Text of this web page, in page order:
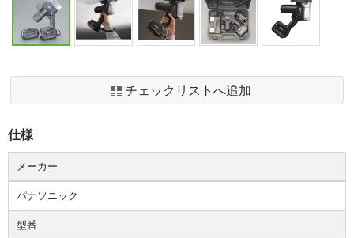
チェックリストへ追加
仕様
メーカー
パナソニック
型番